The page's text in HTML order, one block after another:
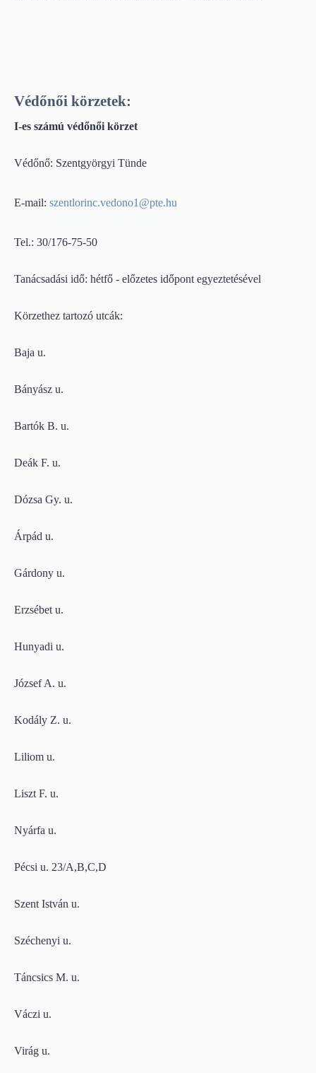
Védőnői körzetek:
I-es számú védőnői körzet
Védőnő: Szentgyörgyi Tünde
E-mail: szentlorinc.vedono1@pte.hu
Tel.: 30/176-75-50
Tanácsadási idő: hétfő - előzetes időpont egyeztetésével
Körzethez tartozó utcák:
Baja u.
Bányász u.
Bartók B. u.
Deák F. u.
Dózsa Gy. u.
Árpád u.
Gárdony u.
Erzsébet u.
Hunyadi u.
József A. u.
Kodály Z. u.
Liliom u.
Liszt F. u.
Nyárfa u.
Pécsi u. 23/A,B,C,D
Szent István u.
Széchenyi u.
Táncsics M. u.
Váczi u.
Virág u.